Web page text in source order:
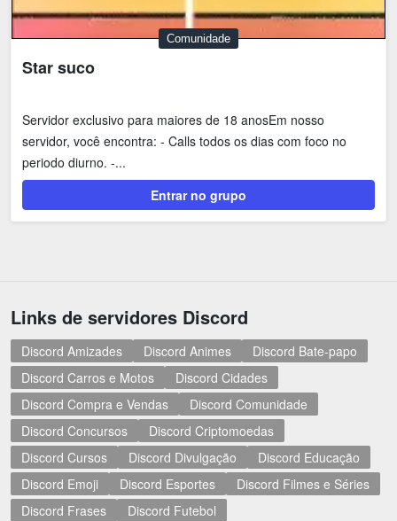
Comunidade
Star suco
Servidor exclusivo para maiores de 18 anosEm nosso
servidor, você encontra: - Calls todos os dias com foco no
periodo diurno. -...
Entrar no grupo
Links de servidores Discord
Discord Amizades Discord Animes
Discord Bate-papo
Discord Carros e Motos
Discord Cidades
Discord Compra e Vendas
Discord Comunidade
Discord Concursos
Discord Criptomoedas
Discord Cursos
Discord Divulgação
Discord Educação
Discord Emoji
Discord Esportes
Discord Filmes e Séries
Discord Frases
Discord Futebol